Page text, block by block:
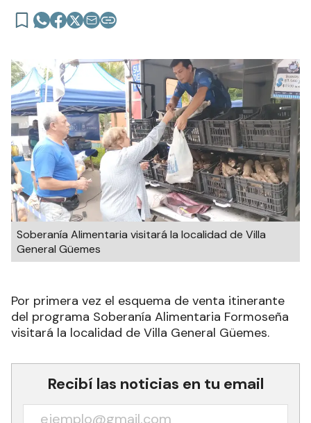
Soberanía Alimentaria visitará la localidad de Villa
General Güemes
Por primera vez el esquema de venta itinerante
del programa Soberanía Alimentaria Formoseña
visitará la localidad de Villa General Güemes.
Recibí las noticias en tu email